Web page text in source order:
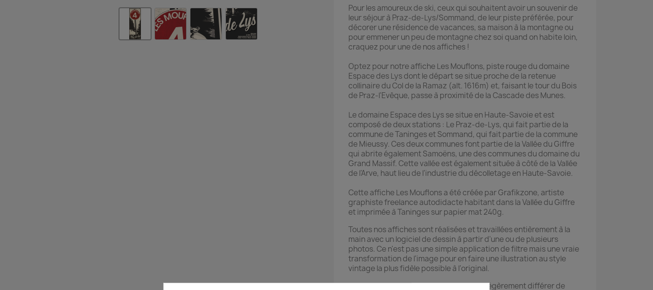
Pour les amoureux de ski, ceux qui souhaitent avoir un souvenir de
leur séjour à Praz-de-Lys/Sommand, de leur piste préférée, pour
décorer une résidence de vacances, sa maison à la montagne ou
pour emmener un peu de montagne chez soi quand on habite loin,
craquez pour une de nos affiches !
Optez pour notre affiche Les Mouflons, piste rouge du domaine
Espace des Lys dont le départ se situe proche de la retenue
collinaire du Col de la Ramaz (alt. 1616m) et, faisant le tour du Bois
de Praz-l'Evêque, passe à proximité de la Cascade des Munes.
Le domaine Espace des Lys se situe en Haute-Savoie et est
composé de deux stations : Le Praz-de-Lys, qui fait partie de la
commune de Taninges et Sommand, qui fait partie de la commune
de Mieussy. Ces deux communes font partie de la Vallée du Giffre
qui abrite également Samoëns, une des communes du domaine du
Grand Massif. Cette vallée est également située à côté de la Vallée
de l'Arve, haut lieu de l'industrie du décolletage en Haute-Savoie.
Cette affiche Les Mouflons a été créée par Grafikzone, artiste
graphiste freelance autodidacte habitant dans la Vallée du Giffre
et imprimée à Taninges sur papier mat 240g.
Toutes nos affiches sont réalisées et travaillées entièrement à la
main avec un logiciel de dessin à partir d'une ou de plusieurs
photos. Ce n'est pas une simple application de filtre mais une vraie
transformation de l'image pour en faire une illustration au style
vintage la plus fidèle possible à l'original.
Les couleurs de l'affiche reçue peuvent légèrement différer de